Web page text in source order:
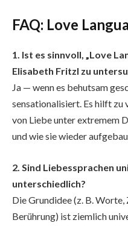
FAQ: Love
1. Ist es sinnvoll, „Love
Elisabeth Fritzl zu
Ja — wenn es behutsam
sensationalisiert. Es hilft zu
von Liebe unter extremem
und wie sie wieder
2. Sind Liebessprachen
unterschiedlich?
Die Grundidee (z. B.
Berührung) ist ziemlich